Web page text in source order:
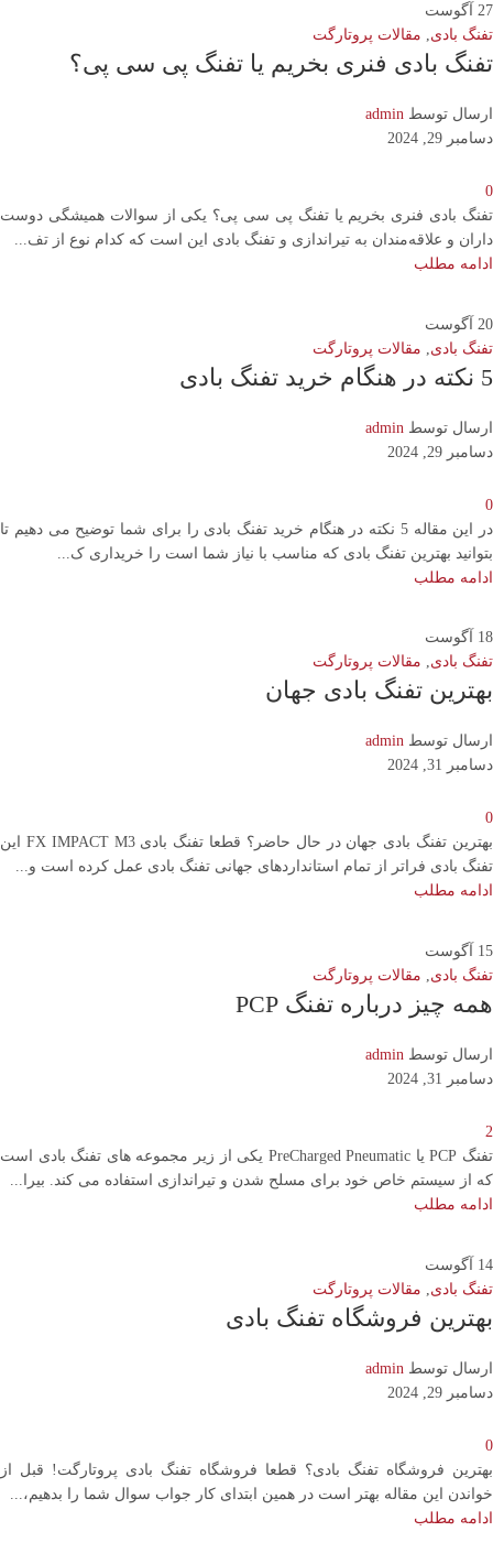
27 آگوست
تفنگ بادی
مقالات پروتارگت
تفنگ بادی فنری بخریم یا تفنگ پی سی پی؟
ارسال توسط admin
دسامبر 29, 2024
0
تفنگ بادی فنری بخریم یا تفنگ پی سی پی؟ یکی از سوالات همیشگی دوست
داران و علاقه‌مندان به تیراندازی و تفنگ بادی این است که کدام نوع از تف...
ادامه مطلب
20 آگوست
تفنگ بادی
مقالات پروتارگت
5 نکته در هنگام خرید تفنگ بادی
ارسال توسط admin
دسامبر 29, 2024
0
در این مقاله 5 نکته در هنگام خرید تفنگ بادی را برای شما توضیح می دهیم تا
بتوانید بهترین تفنگ بادی که مناسب با نیاز شما است را خریداری ک...
ادامه مطلب
18 آگوست
تفنگ بادی, مقالات پروتارگت
بهترین تفنگ بادی جهان
ارسال توسط admin
دسامبر 31, 2024
0
بهترین تفنگ بادی جهان در حال حاضر؟ قطعا تفنگ بادی FX IMPACT M3 این
تفنگ بادی فراتر از تمام استانداردهای جهانی تفنگ بادی عمل کرده است و...
ادامه مطلب
15 آگوست
تفنگ بادی, مقالات پروتارگت
همه چیز درباره تفنگ PCP
ارسال توسط admin
دسامبر 31, 2024
2
تفنگ PCP یا PreCharged Pneumatic یکی از زیر مجموعه های تفنگ بادی است
که از سیستم خاص خود برای مسلح شدن و تیراندازی استفاده می کند. بیرا...
ادامه مطلب
14 آگوست
تفنگ بادی, مقالات پروتارگت
بهترین فروشگاه تفنگ بادی
ارسال توسط admin
دسامبر 29, 2024
0
بهترین فروشگاه تفنگ بادی؟ قطعا فروشگاه تفنگ بادی پروتارگت! قبل از
خواندن این مقاله بهتر است در همین ابتدای کار جواب سوال شما را بدهیم،...
ادامه مطلب